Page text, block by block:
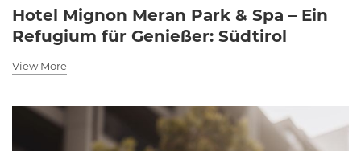
Hotel Mignon Meran Park & Spa – Ein
Refugium für Genießer: Südtirol
View More